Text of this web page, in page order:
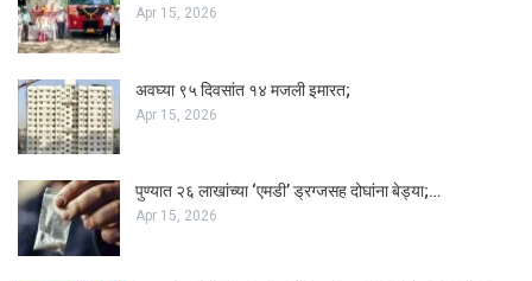
Apr 15, 2026
अवघ्या ९५ दिवसांत १४ मजली इमारत;
Apr 15, 2026
पुण्यात २६ लाखांच्या ‘एमडी’ ड्रग्जसह दोघांना बेड्या;…
Apr 15, 2026